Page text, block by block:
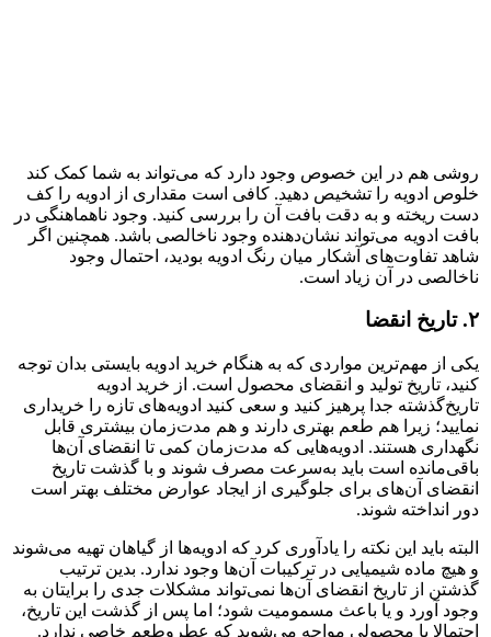
روشی هم در این خصوص وجود دارد که می‌تواند به شما کمک کند
خلوص ادویه را تشخیص دهید. کافی است مقداری از ادویه را کف
دست ریخته و به دقت بافت آن را بررسی کنید. وجود ناهماهنگی در
بافت ادویه می‌تواند نشان‌دهنده وجود ناخالصی باشد. همچنین اگر
شاهد تفاوت‌های آشکار میان رنگ ادویه بودید، احتمال وجود
ناخالصی در آن زیاد است.
۲. تاریخ انقضا
یکی از مهم‌ترین مواردی که به هنگام خرید ادویه بایستی بدان توجه
کنید، تاریخ تولید و انقضای محصول است. از خرید ادویه
تاریخ‌گذشته جدا پرهیز کنید و سعی کنید ادویه‌های تازه را خریداری
نمایید؛ زیرا هم طعم بهتری دارند و هم مدت‌زمان بیشتری قابل
نگهداری هستند. ادویه‌هایی که مدت‌زمان کمی تا انقضای آن‌ها
باقی‌مانده است باید به‌سرعت مصرف شوند و با گذشت تاریخ
انقضای آن‌های برای جلوگیری از ایجاد عوارض مختلف بهتر است
دور انداخته شوند.
البته باید این نکته را یادآوری کرد که ادویه‌ها از گیاهان تهیه می‌شوند
و هیچ ماده شیمیایی در ترکیبات آن‌ها وجود ندارد. بدین ترتیب
گذشتن از تاریخ انقضای آن‌ها نمی‌تواند مشکلات جدی را برایتان به
وجود آورد و یا باعث مسمومیت شود؛ اما پس از گذشت این تاریخ،
احتمالا با محصولی مواجه می‌شوید که عطروطعم خاصی ندارد.